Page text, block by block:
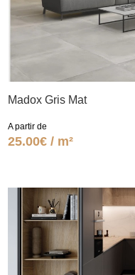
Madox Gris Mat
A partir de
25.00€ / m²